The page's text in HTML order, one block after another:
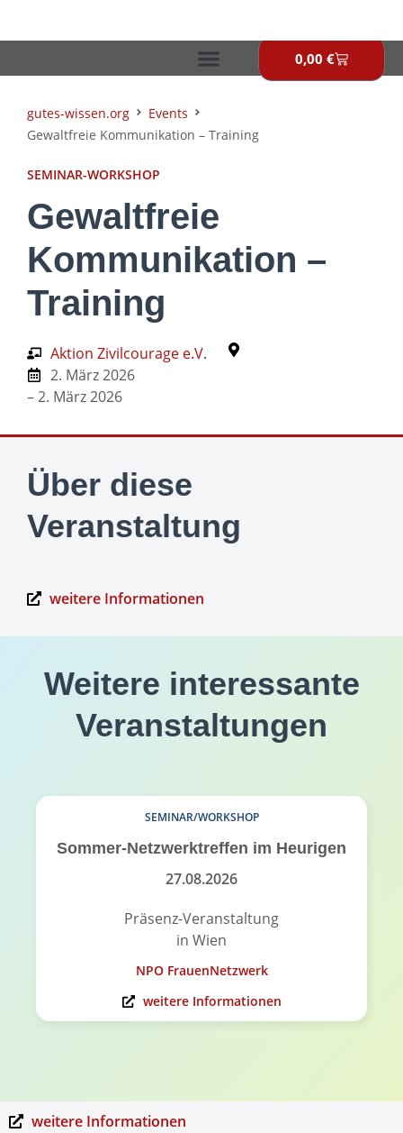
0,00 €
gutes-wissen.org
Events
Gewaltfreie Kommunikation – Training
SEMINAR-WORKSHOP
Gewaltfreie
Kommunikation –
Training
Aktion Zivilcourage e.V.
2. März 2026
– 2. März 2026
Über diese
Veranstaltung
weitere Informationen
Weitere interessante
Veranstaltungen
SEMINAR/WORKSHOP
Sommer-Netzwerktreffen im Heurigen
27.08.2026
Präsenz-Veranstaltung
in Wien
NPO FrauenNetzwerk
weitere Informationen
weitere Informationen